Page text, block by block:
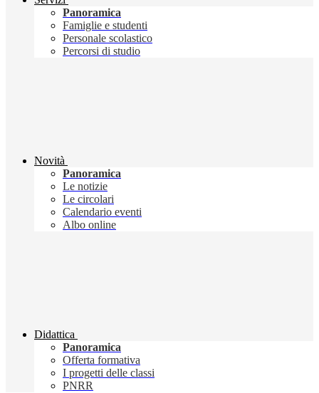
Panoramica
Famiglie e studenti
Personale scolastico
Percorsi di studio
Novità
Panoramica
Le notizie
Le circolari
Calendario eventi
Albo online
Didattica
Panoramica
Offerta formativa
I progetti delle classi
PNRR